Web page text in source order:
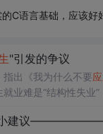
C语言基础，应该好
"引发的争议
指出《我为什么不要
业难是“结构性失业
小建议